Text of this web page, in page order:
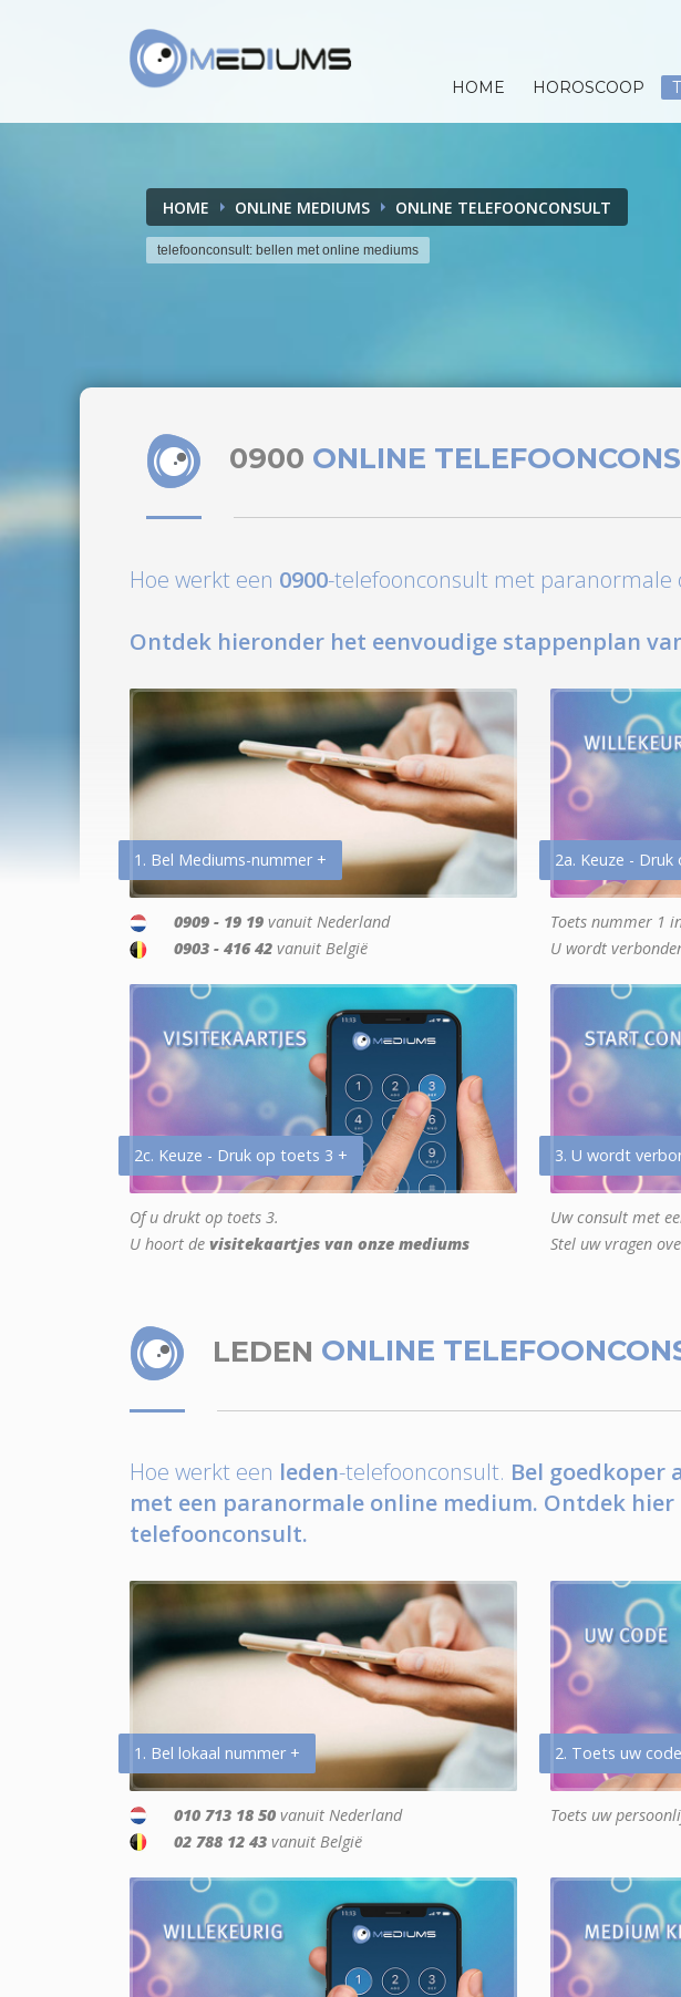
HOME HOROSCOOP
HOME ONLINE MEDIUMS ONLINE TELEFOONCONSULT
telefoonconsult: bellen met online mediums
0900 ONLINE
Hoe werkt een 0900-telefoonconsult met paranormale
Ontdek hieronder het eenvoudige stappenplan
1. Bel Mediums-nummer +
0909 - 19 19 vanuit Nederland
0903 - 416 42 vanuit België
2a. Keuze -
Toets nummer 1
U wordt
2c. Keuze - Druk op toets 3 +
Of u drukt op toets 3.
U hoort de visitekaartjes van onze mediums
3. U wordt
Uw consult met
Stel uw vragen
LEDEN ONLINE
Hoe werkt een leden-telefoonconsult. Bel goedkoper
met een paranormale online medium. Ontdek
telefoonconsult.
1. Bel lokaal nummer +
010 713 18 50 vanuit Nederland
02 788 12 43 vanuit België
2. Toets uw
Toets uw